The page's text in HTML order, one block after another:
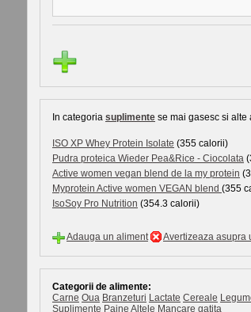
In categoria suplimente se mai gasesc si alte
ISO XP Whey Protein Isolate (355 calorii)
Pudra proteica Wieder Pea&Rice - Ciocolata
Active women vegan blend de la my protein
Myprotein Active women VEGAN blend (355
IsoSoy Pro Nutrition (354.3 calorii)
Adauga un aliment Avertizeaza asupra
Categorii de alimente:
Carne Oua Branzeturi Lactate Cereale
Suplimente Paine Altele Mancare gatita